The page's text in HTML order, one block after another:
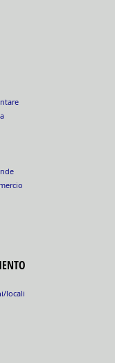
locali